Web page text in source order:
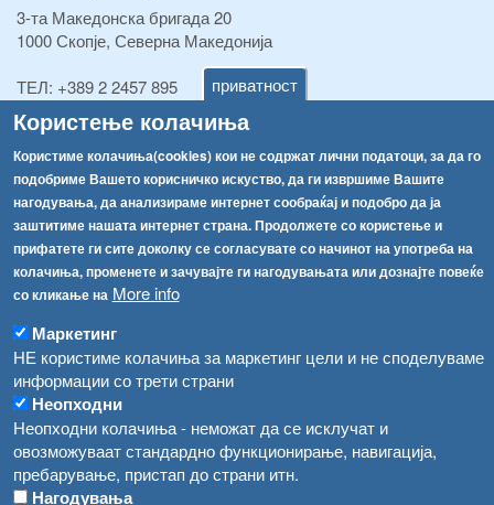
приватност
Користење колачиња
Користиме колачиња(cookies) кои не содржат лични податоци, за да го
подобриме Вашето корисничко искуство, да ги извршиме Вашите
нагодувања, да анализираме интернет сообраќај и подобро да ја
заштитиме нашата интернет страна. Продолжете со користење и
прифатете ги сите доколку се согласувате со начинот на употреба на
колачиња, променете и зачувајте ги нагодувањата или дознајте повеќе
со кликање на More info
Маркетинг
НЕ користиме колачиња за маркетинг цели и не споделуваме
информации со трети страни
Неопходни
Неопходни колачиња - неможат да се исклучат и
овозможуваат стандардно функционирање, навигација,
пребарување, пристап до страни итн.
Нагодувања
3-та Македонска бригада 20
1000 Скопје, Северна Македонија
ТЕЛ: +389 2 2457 895
ТЕЛ:
Факс:+389 2 2457 893
Факс:+389 2 2457 871
info@fva.gov.mk
[АХВ-претходна страна]
Соопштенија
Република Бугарија ги засили официјалните контроли при увоз на свежо овошје и зеленчук
Високите температури ризик од труење со храна, опасни се и за животните
Водата во Гостивар може да се користи како техничка, продолжува испораката на флаширана вода
Во Гостивар спроведени 70 вонредни контроли
Забраната за водата во Гостивар останува на сила, операторите да користат само технички безбедна вода
Навигација
Архива
Обрасци
Огласи